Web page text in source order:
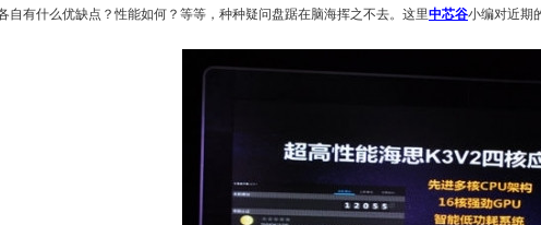
自有什么优缺点？性能如何？等等，种种疑问盘踞在脑海挥之不去。这里中芯谷小编对近期